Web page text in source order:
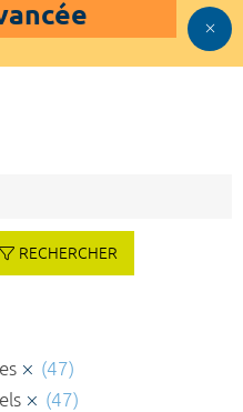
RECHERCHER
(47)
(47)